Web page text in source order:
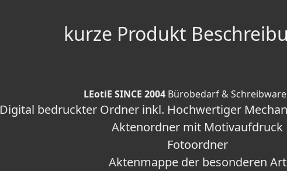
kurze Produkt
LEotiE SINCE 2004 Bürobedarf &
Digital bedruckter Ordner inkl. Hochwertiger
Aktenordner mit Motivaufdruck
Fotoordner
Aktenmappe der besonderen Art